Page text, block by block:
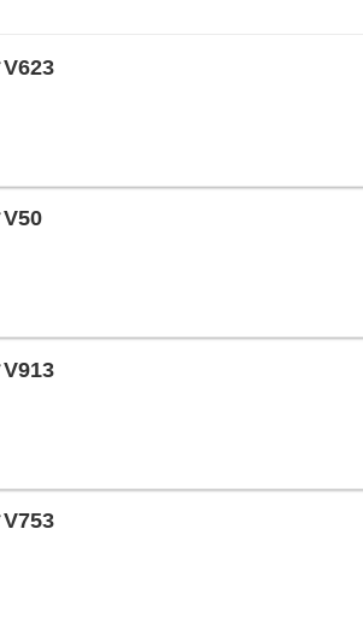
V623
V50
V913
V753